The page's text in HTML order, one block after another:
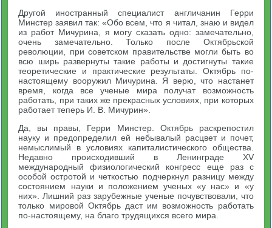
Другой иностранный специалист англичанин Герри
Минстер заявил так: «Обо всем, что я читал, знаю и видел
из работ Мичурина, я могу сказать одно: замечательно,
очень замечательно. Только после Октябрьской
революции, при советском правительстве могли быть во
всю ширь развернуты такие работы и достигнуты такие
теоретические и практические результаты. Октябрь по-
настоящему вооружил Мичурина. Я верю, что настанет
время, когда все ученые мира получат возможность
работать, при таких же прекрасных условиях, при которых
работает теперь И. В. Мичурин».
Да, вы правы, Герри Минстер. Октябрь раскрепостил
науку и предопределил ей небывалый расцвет и почет,
немыслимый в условиях капиталистического общества.
Недавно происходивший в Ленинграде XV
международный физиологический конгресс еще раз с
особой остротой и четкостью подчеркнул разницу между
состоянием науки и положением ученых «у нас» и «у
них». Лишний раз зарубежные ученые почувствовали, что
только мировой Октябрь даст им возможность работать
по-настоящему, на благо трудящихся всего мира.